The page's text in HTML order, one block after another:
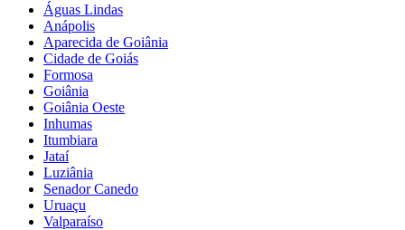
Águas Lindas
Anápolis
Aparecida de Goiânia
Cidade de Goiás
Formosa
Goiânia
Goiânia Oeste
Inhumas
Itumbiara
Jataí
Luziânia
Senador Canedo
Uruaçu
Valparaíso